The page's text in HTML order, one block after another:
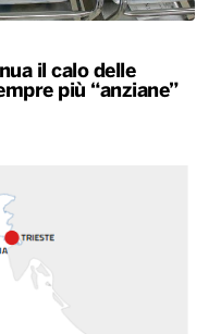
il calo delle
più “anziane”